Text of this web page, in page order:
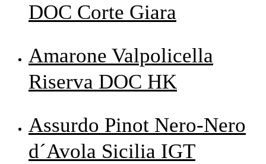
DOC Corte Giara
Amarone Valpolicella
Riserva DOC HK
Assurdo Pinot Nero-Nero
d´Avola Sicilia IGT